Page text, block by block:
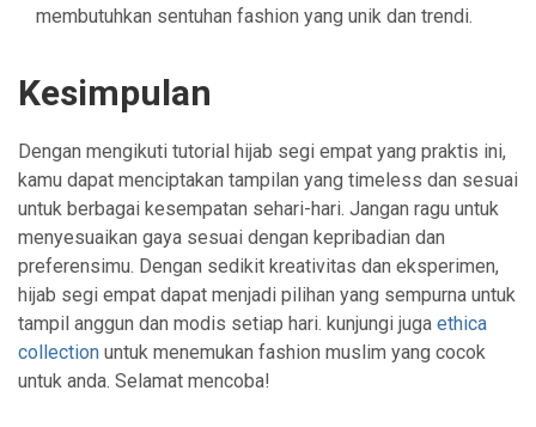
membutuhkan sentuhan fashion yang unik dan trendi.
Kesimpulan
Dengan mengikuti tutorial hijab segi empat yang praktis ini,
kamu dapat menciptakan tampilan yang timeless dan sesuai
untuk berbagai kesempatan sehari-hari. Jangan ragu untuk
menyesuaikan gaya sesuai dengan kepribadian dan
preferensimu. Dengan sedikit kreativitas dan eksperimen,
hijab segi empat dapat menjadi pilihan yang sempurna untuk
tampil anggun dan modis setiap hari. kunjungi juga ethica
collection untuk menemukan fashion muslim yang cocok
untuk anda. Selamat mencoba!